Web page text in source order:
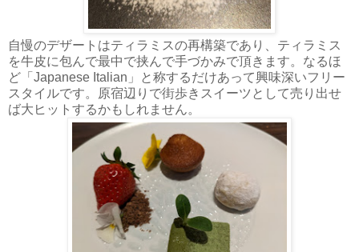
自慢のデザートはティラミスの再構築であり、ティラミス
を牛皮に包んで最中で挟んで手づかみで頂きます。なるほ
ど「Japanese Italian」と称するだけあって興味深いフリー
スタイルです。原宿辺りで街歩きスイーツとして売り出せ
ば大ヒットするかもしれません。